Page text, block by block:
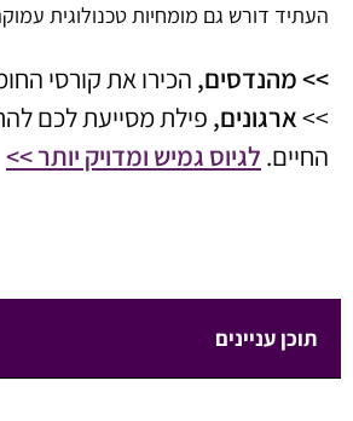
העתיד דורש גם מומחיות טכנולוגית
>> מהנדסים, הכירו את קורסי
>>ארגונים, פילת מסייעת לכם
החיים. לגיוס גמיש ומדויק יותר >>
תוכן עניינים